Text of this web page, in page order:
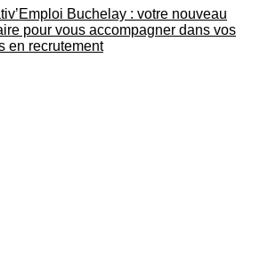
Buchelay : votre nouveau
pour vous accompagner dans vos
en recrutement